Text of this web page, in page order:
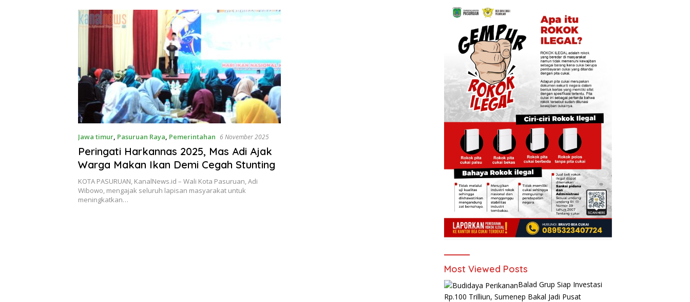
Jawa timur, Pasuruan Raya, Pemerintahan 6 November 2025
Peringati Harkannas 2025, Mas Adi Ajak
Warga Makan Ikan Demi Cegah Stunting
KOTA PASURUAN, KanalNews.id – Wali Kota Pasuruan, Adi
Wibowo, mengajak seluruh lapisan masyarakat untuk
meningkatkan…
Most Viewed Posts
Balad Grup Siap Investasi
Rp.100 Trilliun, Sumenep Bakal Jadi Pusat